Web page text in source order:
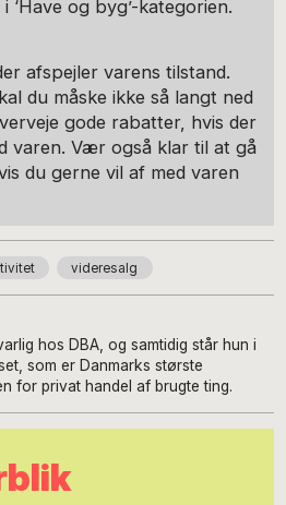
‘Have og byg’-kategorien.
afspejler varens tilstand.
du måske ikke så langt ned
gode rabatter, hvis der
varen. Vær også klar til at gå
du gerne vil af med varen
videresalg
hos DBA, og samtidig står hun i
som er Danmarks største
for privat handel af brugte ting.